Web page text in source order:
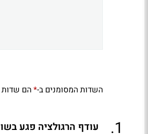
השדות המסומנים ב-*הם שדות
1
. עודף הרגולציה פגע